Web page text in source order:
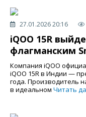
27.01.2026 20:16
iQOO 15R
флагманским
Компания iQOO
iQOO 15R в Индии —
года. Производитель
в идеальном Читать